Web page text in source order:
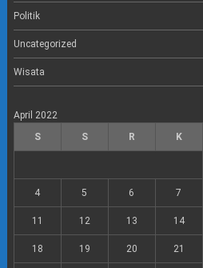
Politik
Uncategorized
Wisata
April 2022
S
S R K
4 5 6 7
11 12 13 14
18 19 20 21